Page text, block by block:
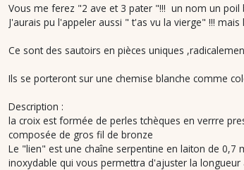
Vous me ferez "2 ave et 3 pater "!!! un nom un
J'aurais pu l'appeler aussi " t'as vu la vierge" !!!
Ce sont des sautoirs en pièces uniques
Ils se porteront sur une chemise blanche comme
Description :
la croix est formée de perles tchèques en verrre
composée de gros fil de bronze
Le "lien" est une chaîne serpentine en laiton de 0,7
inoxydable qui vous permettra d'ajuster la longueur